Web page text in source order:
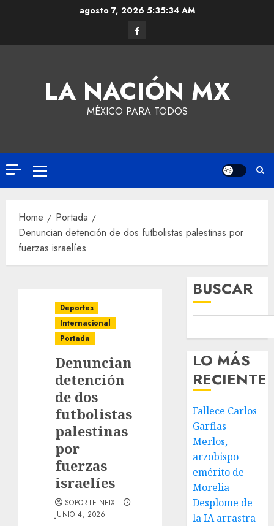
agosto 7, 2026 5:35:35 AM
LA NACIÓN MX
MÉXICO PARA TODOS
Home
Portada
Denuncian detención de dos futbolistas palestinas por
fuerzas israelíes
Deportes
Internacional
Portada
Denuncian
detención
de dos
futbolistas
palestinas
por
fuerzas
israelíes
SOPORTEINFIX
JUNIO 4, 2026
BUSCAR
LO MÁS
RECIENTE
Fallece Carlos
Garfias
Merlos,
arzobispo
emérito de
Morelia
Desplome de
la IA arrastra